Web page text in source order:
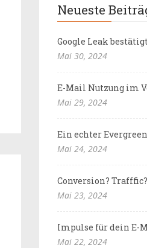
Neueste
Google Leak
Mai 30, 2024
E-Mail Nutzung im
Mai 29, 2024
Ein echter
Mai 24, 2024
Conversion?
Mai 23, 2024
Impulse für dein E-
Mai 22, 2024